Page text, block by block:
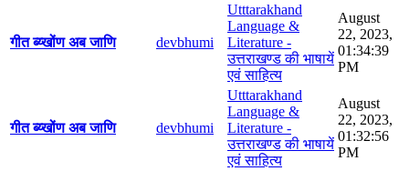
गीत ब्य्खोंण अब जाणि devbhumi
Utttarakhand
Language &
Literature -
उत्तराखण्ड की भाषायें
एवं साहित्य
August
22, 2023,
01:34:39
PM
गीत ब्य्खोंण अब जाणि devbhumi
Utttarakhand
Language &
Literature -
उत्तराखण्ड की भाषायें
एवं साहित्य
August
22, 2023,
01:32:56
PM